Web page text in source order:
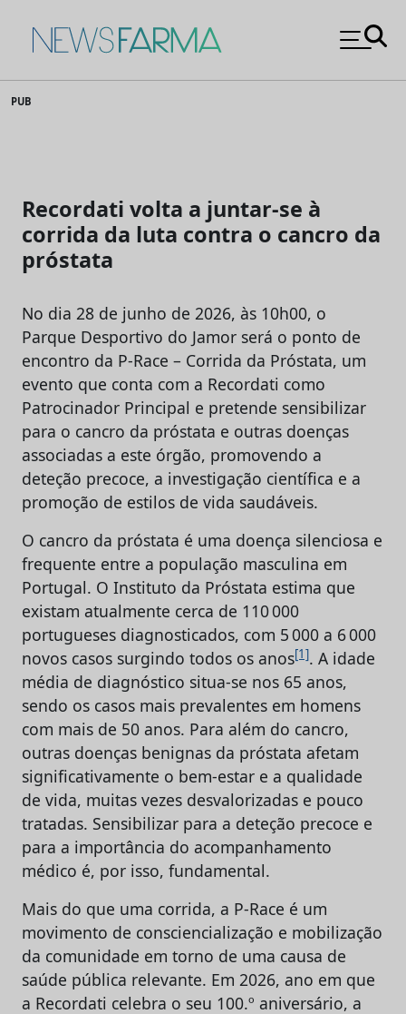
to
News Farma
PUB
Recordati volta a juntar-se à
corrida da luta contra o cancro da
próstata
No dia 28 de junho de 2026, às 10h00, o
Parque Desportivo do Jamor será o ponto de
encontro da P-Race – Corrida da Próstata, um
evento que conta com a Recordati como
Patrocinador Principal e pretende sensibilizar
para o cancro da próstata e outras doenças
associadas a este órgão, promovendo a
deteção precoce, a investigação científica e a
promoção de estilos de vida saudáveis.
O cancro da próstata é uma doença silenciosa e
frequente entre a população masculina em
Portugal. O Instituto da Próstata estima que
existam atualmente cerca de 110 000
portugueses diagnosticados, com 5 000 a 6 000
novos casos surgindo todos os anos[1]. A idade
média de diagnóstico situa-se nos 65 anos,
sendo os casos mais prevalentes em homens
com mais de 50 anos. Para além do cancro,
outras doenças benignas da próstata afetam
significativamente o bem-estar e a qualidade
de vida, muitas vezes desvalorizadas e pouco
tratadas. Sensibilizar para a deteção precoce e
para a importância do acompanhamento
médico é, por isso, fundamental.
Mais do que uma corrida, a P-Race é um
movimento de consciencialização e mobilização
da comunidade em torno de uma causa de
saúde pública relevante. Em 2026, ano em que
a Recordati celebra o seu 100.º aniversário, a